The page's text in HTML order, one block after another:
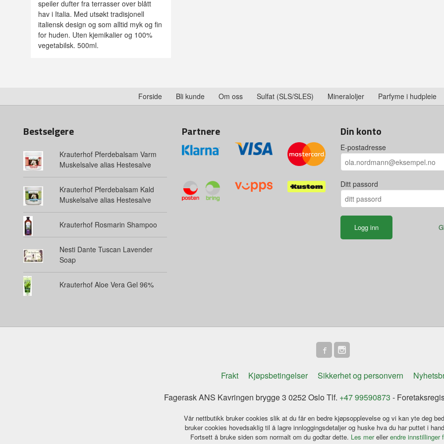
speiler dufter fra terrasser over blått
hav i Italia. Med utsøkt tradisjonell
italiensk design og som alltid myk og fin
for huden. Uten kjemikalier og 100%
vegetabilsk. 500ml.
Forside Bli kunde Om oss Sulfat (SLS/SLES) Mineraloljer Parfyme i hudpleie
Bestselgere
Krauterhof Pferdebalsam Varm
Muskelsalve alias Hestesalve
Krauterhof Pferdebalsam Kald
Muskelsalve alias Hestesalve
Krauterhof Rosmarin Shampoo
Nesti Dante Tuscan Lavender
Soap
Krauterhof Aloe Vera Gel 96%
Partnere Din konto
E-postadresse
Ditt passord
Frakt Kjøpsbetingelser Sikkerhet og personvern
Fagerask ANS Kavringen brygge 3 0252 Oslo Tlf. +47 99590873 -
Vår nettbutikk bruker cookies slik at du får en bedre kjøpsopplevelse og vi kan yte deg
bruker cookies hovedsaklig til å lagre innloggingsdetaljer og huske hva du har puttet i
Fortsett å bruke siden som normalt om du godtar dette. Les merellerendre innstillinger